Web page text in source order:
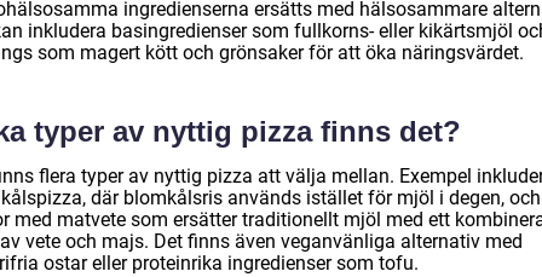
ingredienserna ersätts med hälsosammare
inkludera basingredienser som fullkorns- eller kikärtsmjöl
som magert kött och grönsaker för att öka näringsvärdet.
typer av nyttig pizza finns det?
flera typer av nyttig pizza att välja mellan. Exempel
där blomkålsris används istället för mjöl i degen, och
med matvete som ersätter traditionellt mjöl med ett
vete och majs. Det finns även veganvänliga alternativ med
ostar eller proteinrika ingredienser som tofu.